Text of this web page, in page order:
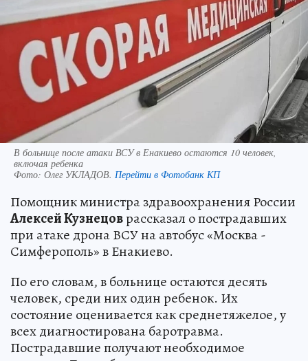
В больнице после атаки ВСУ в Енакиево остаются 10 человек,
включая ребенка
Фото: Олег УКЛАДОВ. Перейти в Фотобанк КП
Помощник министра здравоохранения России
Алексей Кузнецоврассказал о пострадавших
при атаке дрона ВСУ на автобус «Москва -
Симферополь» в Енакиево.
По его словам, в больнице остаются десять
человек, среди них один ребенок. Их
состояние оценивается как среднетяжелое, у
всех диагностирована баротравма.
Пострадавшие получают необходимое